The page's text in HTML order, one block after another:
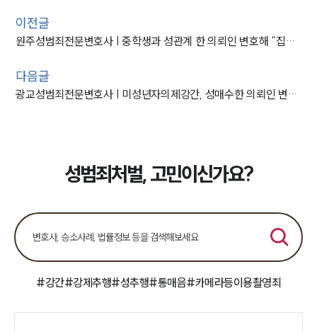
이전글
원주성범죄전문변호사 | 중학생과 성관계 한 의뢰인 변호해 “집행유예”
다음글
광교성범죄전문변호사 | 미성년자의제강간, 성매수한 의뢰인 변호해 “집행유예”
성범죄처벌, 고민이신가요?
#강간#강제추행#성추행#통매음#카메라등이용촬영죄